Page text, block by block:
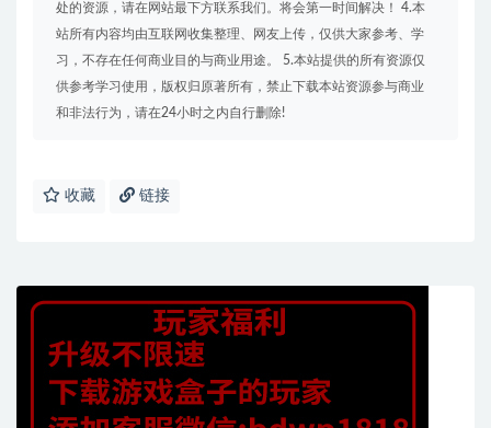
处的资源，请在网站最下方联系我们。将会第一时间解决！ 4.本
站所有内容均由互联网收集整理、网友上传，仅供大家参考、学
习，不存在任何商业目的与商业用途。 5.本站提供的所有资源仅
供参考学习使用，版权归原著所有，禁止下载本站资源参与商业
和非法行为，请在24小时之内自行删除!
收藏 链接